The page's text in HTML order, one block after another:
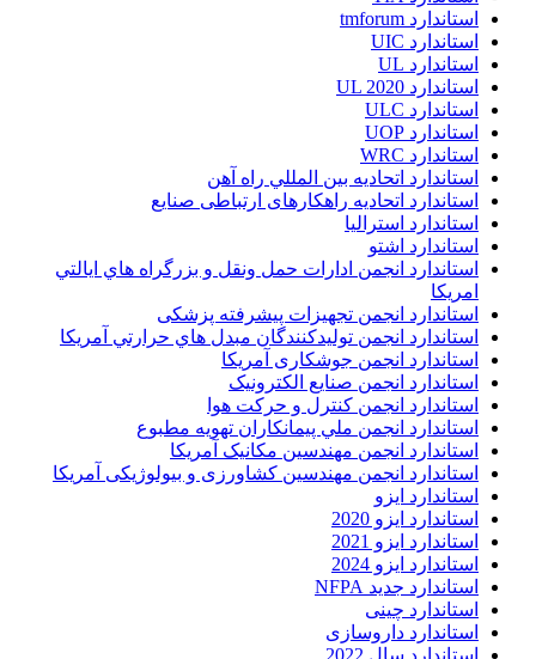
استاندارد tmforum
استاندارد UIC
استاندارد UL
استاندارد UL 2020
استاندارد ULC
استاندارد UOP
استاندارد WRC
استاندارد اتحاديه بين المللي راه آهن
استاندارد اتحادیه راهکارهای ارتباطی صنایع
استاندارد استرالیا
استاندارد اشتو
استاندارد انجمن ادارات حمل ونقل و بزرگراه هاي ايالتي
امريکا
استاندارد انجمن تجهیزات پیشرفته پزشکی
استاندارد انجمن توليدکنندگان مبدل هاي حرارتي آمريکا
استاندارد انجمن جوشکاری آمریکا
استاندارد انجمن صنايع الکترونيک
استاندارد انجمن کنترل و حرکت هوا
استاندارد انجمن ملي پيمانکاران تهويه مطبوع
استاندارد انجمن مهندسين مکانيک آمريکا
استاندارد انجمن مهندسین کشاورزی و بیولوژیکی آمریکا
استاندارد ایزو
استاندارد ایزو 2020
استاندارد ایزو 2021
استاندارد ایزو 2024
استاندارد جدید NFPA
استاندارد چینی
استاندارد داروسازی